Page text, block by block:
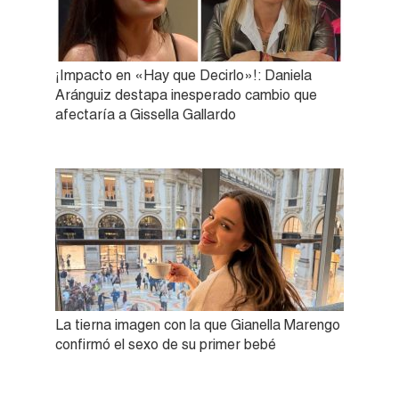
¡Impacto en «Hay que Decirlo»!: Daniela
Aránguiz destapa inesperado cambio que
afectaría a Gissella Gallardo
La tierna imagen con la que Gianella Marengo
confirmó el sexo de su primer bebé